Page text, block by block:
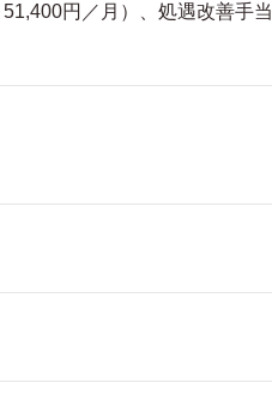
円／月）、処遇改善手当